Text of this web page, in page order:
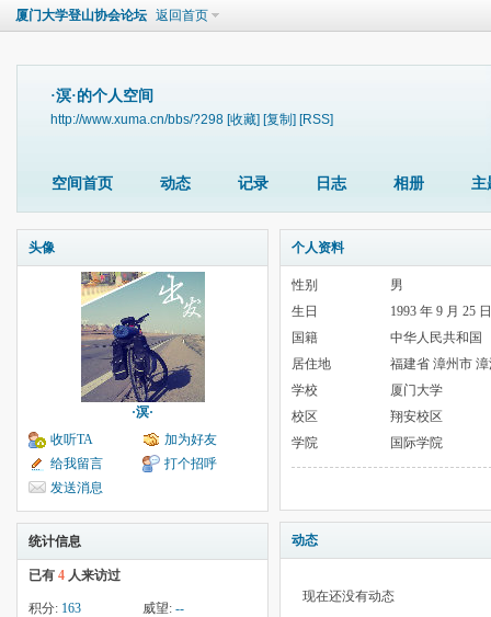
厦门大学登山协会论坛 返回首页
·溟·的个人空间
http://www.xuma.cn/bbs/?298 [收藏] [复制] [RSS]
空间首页 动态 记录 日志 相册 主
头像
·溟·
收听TA
加为好友
给我留言
打个招呼
发送消息
统计信息
已有 4 人来访过
积分: 163 威望: --
个人资料
性别
男
生日
1993 年 9 月 25 日
国籍
中华人民共和国
居住地
福建省 漳州市
学校
厦门大学
校区
翔安校区
学院
国际学院
动态
现在还没有动态